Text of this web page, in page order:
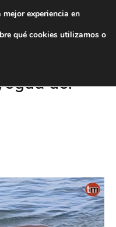
del
experiencia en
qué cookies utilizamos o